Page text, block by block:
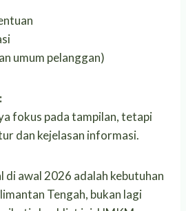
umum pelanggan)
fokus pada tampilan, tetapi
dan kejelasan informasi.
awal 2026 adalah kebutuhan
Tengah, bukan lagi